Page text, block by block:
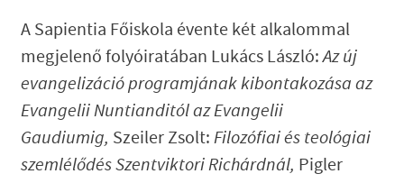
A Sapientia Főiskola évente két alkalommal
megjelenő folyóiratában Lukács László:Az új
evangelizáció programjának kibontakozása az
Evangelii Nuntianditól az Evangelii
Gaudiumig, Szeiler Zsolt: Filozófiai és teológiai
szemlélődés Szentviktori Richárdnál, Pigler